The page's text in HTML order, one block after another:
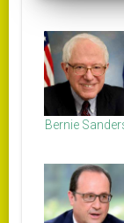
Bernie